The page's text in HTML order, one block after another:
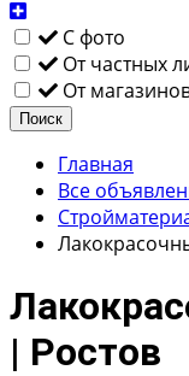
С фото
От частных
От
Поиск
Главная
Все
| Ростов